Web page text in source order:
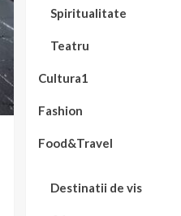
Spiritualitate
Teatru
Cultura1
Fashion
Food&Travel
Destinatii de vis